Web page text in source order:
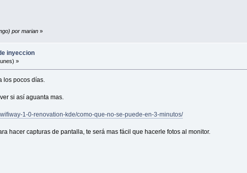
por marian »
inyeccion
»
los pocos días.
si así aguanta mas.
1-0-renovation-kde/como-que-no-se-puede-en-3-minutos/
hacer capturas de pantalla, te será mas fácil que hacerle fotos al monitor.